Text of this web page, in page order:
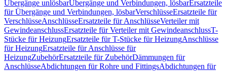
Übergänge unlösbarÜbergänge und Verbindungen, lösbarErsatzteile
für Übergänge und Verbindungen, lösbarVerschlüsseErsatzteile für
VerschlüsseAnschlüsseErsatzteile für AnschlüsseVerteiler mit
GewindeanschlussErsatzteile für Verteiler mit GewindeanschlussT-
Stücke für HeizungErsatzteile für T-Stücke für HeizungAnschlüsse
für HeizungErsatzteile für Anschlüsse für
HeizungZubehörErsatzteile für ZubehörDämmungen für
AnschlüsseAbdichtungen für Rohre und FittingsAbdichtungen für